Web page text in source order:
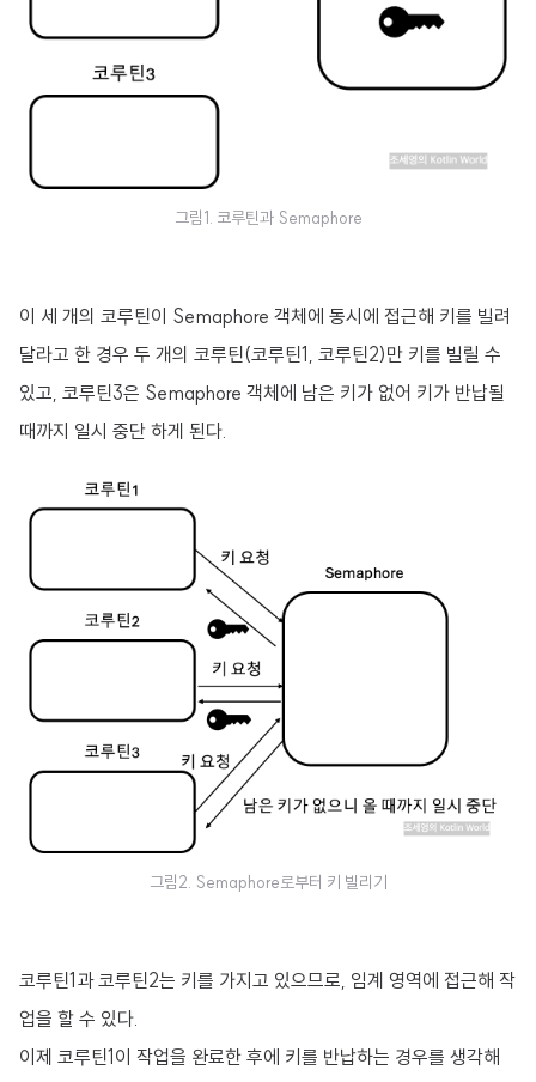
그림1. 코루틴과 Semaphore
이 세 개의 코루틴이 Semaphore 객체에 동시에 접근해 키를 빌려
달라고 한 경우 두 개의 코루틴(코루틴1, 코루틴2)만 키를 빌릴 수
있고, 코루틴3은 Semaphore 객체에 남은 키가 없어 키가 반납될
때까지 일시 중단 하게 된다.
그림2. Semaphore로부터 키 빌리기
코루틴1과 코루틴2는 키를 가지고 있으므로, 임계 영역에 접근해 작
업을 할 수 있다.
이제 코루틴1이 작업을 완료한 후에 키를 반납하는 경우를 생각해